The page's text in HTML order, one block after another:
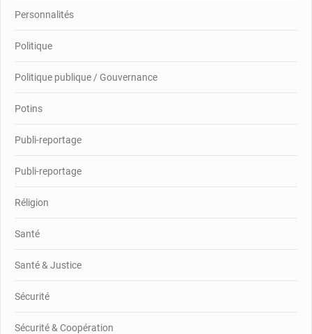
Personnalités
Politique
Politique publique / Gouvernance
Potins
Publi-reportage
Publi-reportage
Réligion
Santé
Santé & Justice
Sécurité
Sécurité & Coopération